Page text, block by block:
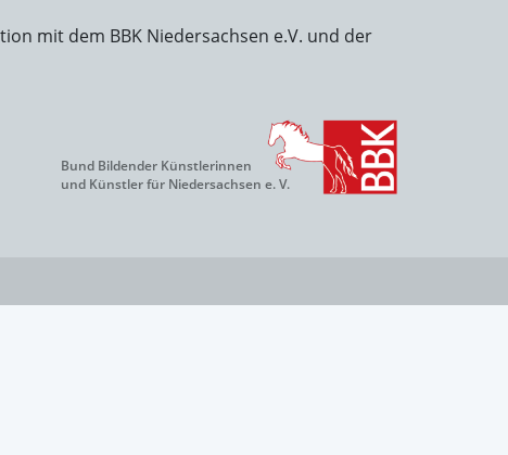
mit dem BBK Niedersachsen e.V. und der
Bund Bildender Künstlerinnen
und Künstler für Niedersachsen e. V.